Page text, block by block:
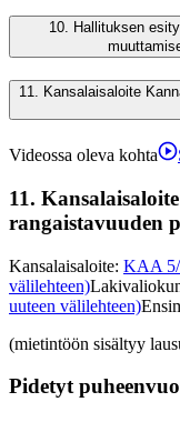
10.
Hallituksen
11. Kansalaisaloite
Videossa oleva kohta
11.
rangaistavuuden
Kansalaisaloite: KAA
välilehteen)
uuteen välilehteen)
(mietintöön sisältyy
Pidetyt